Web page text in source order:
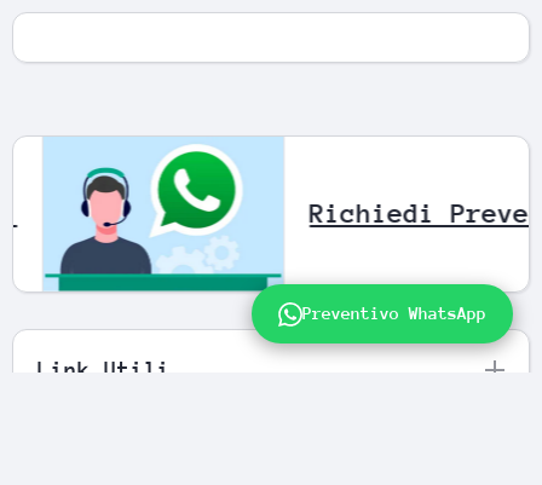
!
Link Utili
Preventivo WhatsApp